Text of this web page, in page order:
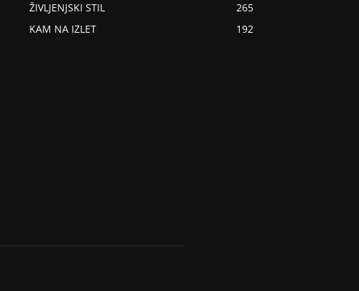
ŽIVLJENJSKI STIL
265
KAM NA IZLET
192